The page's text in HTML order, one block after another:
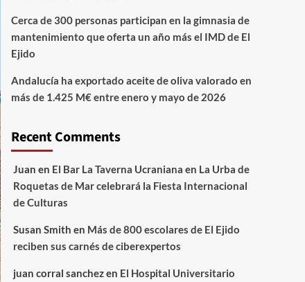
Cerca de 300 personas participan en la gimnasia de
mantenimiento que oferta un año más el IMD de El
Ejido
Andalucía ha exportado aceite de oliva valorado en
más de 1.425 M€ entre enero y mayo de 2026
Recent Comments
Juan en El Bar La Taverna Ucraniana en La Urba de
Roquetas de Mar celebrará la Fiesta Internacional
de Culturas
Susan Smith en Más de 800 escolares de El Ejido
reciben sus carnés de ciberexpertos
juan corral sanchezen El Hospital Universitario